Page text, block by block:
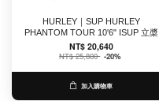
HURLEY｜SUP HURLEY
PHANTOM TOUR 10'6" ISUP 立槳
NT$ 20,640
NT$ 25,800 -20%
加入購物車